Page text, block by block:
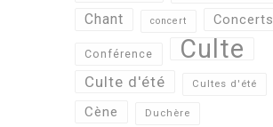
Chant concert Concerts
Conférence Culte
Culte d'été Cultes d'été
Cène Duchère